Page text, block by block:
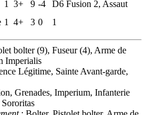
1 3+ 9 -4 D6 Fusion 2, Assaut
1 4+ 3 0 1
bolter (9), Fuseur (4), Arme de
Imperialis
Légitime, Sainte Avant-garde,
Grenades, Imperium, Infanterie